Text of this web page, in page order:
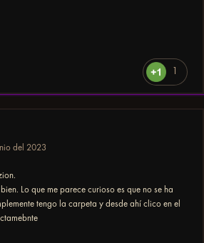
1
del 2023
Lo que me parece curioso es que no se ha
tengo la carpeta y desde ahí clico en el